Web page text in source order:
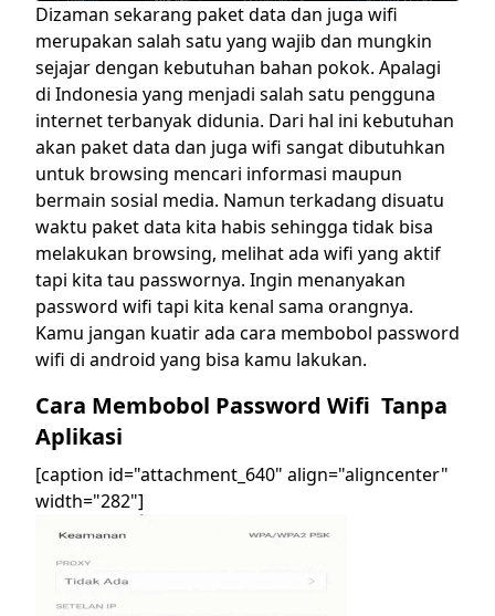
Dizaman sekarang paket data dan juga wifi
merupakan salah satu yang wajib dan mungkin
sejajar dengan kebutuhan bahan pokok. Apalagi
di Indonesia yang menjadi salah satu pengguna
internet terbanyak didunia. Dari hal ini kebutuhan
akan paket data dan juga wifi sangat dibutuhkan
untuk browsing mencari informasi maupun
bermain sosial media. Namun terkadang disuatu
waktu paket data kita habis sehingga tidak bisa
melakukan browsing, melihat ada wifi yang aktif
tapi kita tau passwornya. Ingin menanyakan
password wifi tapi kita kenal sama orangnya.
Kamu jangan kuatir ada cara membobol password
wifi di android yang bisa kamu lakukan.
Cara Membobol Password Wifi Tanpa
Aplikasi
[caption id="attachment_640" align="aligncenter"
width="282"]